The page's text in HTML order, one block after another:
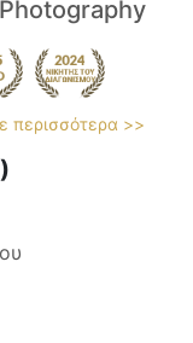
περισσότερα >>